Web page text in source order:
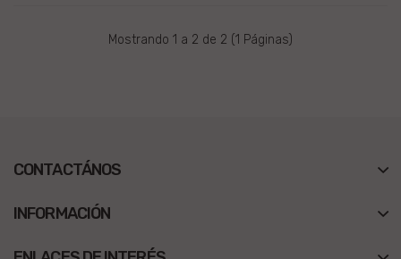
Mostrando 1 a 2 de 2 (1 Páginas)
CONTACTÁNOS
INFORMACIÓN